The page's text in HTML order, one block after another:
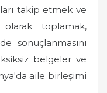
takip etmek ve
toplamak,
sonuçlanmasını
belgeler ve
aile birleşimi